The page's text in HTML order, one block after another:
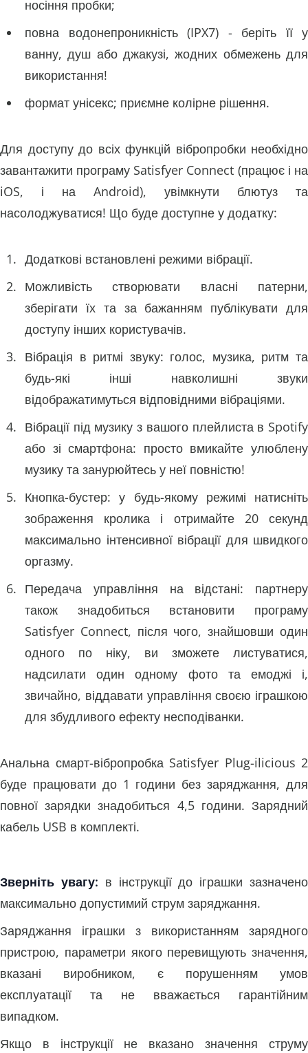
носіння пробки;
повна водонепроникність (IPX7) - беріть її у
ванну, душ або джакузі, жодних обмежень для
використання!
формат унісекс; приємне колірне рішення.
Для доступу до всіх функцій вібропробки необхідно
завантажити програму Satisfyer Connect (працює і на
iOS, і на Android), увімкнути блютуз та
насолоджуватися! Що буде доступне у додатку:
Додаткові встановлені режими вібрації.
Можливість створювати власні патерни,
зберігати їх та за бажанням публікувати для
доступу інших користувачів.
Вібрація в ритмі звуку: голос, музика, ритм та
будь-які інші навколишні звуки
відображатимуться відповідними вібраціями.
Вібрації під музику з вашого плейлиста в Spotify
або зі смартфона: просто вмикайте улюблену
музику та занурюйтесь у неї повністю!
Кнопка-бустер: у будь-якому режимі натисніть
зображення кролика і отримайте 20 секунд
максимально інтенсивної вібрації для швидкого
оргазму.
Передача управління на відстані: партнеру
також знадобиться встановити програму
Satisfyer Connect, після чого, знайшовши один
одного по ніку, ви зможете листуватися,
надсилати один одному фото та емоджі і,
звичайно, віддавати управління своєю іграшкою
для збудливого ефекту несподіванки.
Анальна смарт-вібропробка Satisfyer Plug-ilicious 2
буде працювати до 1 години без заряджання, для
повної зарядки знадобиться 4,5 години. Зарядний
кабель USB в комплекті.
Зверніть увагу: в інструкції до іграшки зазначено
максимально допустимий струм заряджання.
Заряджання іграшки з використанням зарядного
пристрою, параметри якого перевищують значення,
вказані виробником, є порушенням умов
експлуатації та не вважається гарантійним
випадком.
Якщо в інструкції не вказано значення струму